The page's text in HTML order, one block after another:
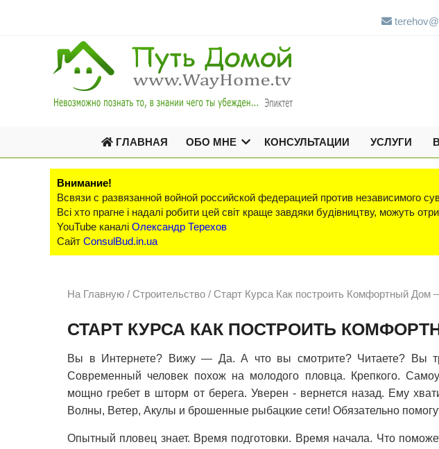
ГЛАВНАЯ ОБО МНЕ КОНСУЛЬТАЦИИ УСЛУГИ
Внимание!
Всвязи с развязанной войной российской федерацией против независимого
Всі хто прагне і надалі робити цей світ краще завдяки будівництву, можуть
YouTube каналі Олександр Терехов
Сайт ConsulBud.in.ua
На Главную / Строительство / Старт Курса Как построить Комфортный Дом
СТАРТ КУРСА КАК ПОСТРОИТЬ
Вы в Интернете? Вижу — Да. А что вы смотрите? Читаете? Вы
Современный человек похож на молодого пловца. Крепкого.
мощно гребет в шторм от берега. Уверен - вернется назад. Ему
Волны, Ветер, Акулы и брошенные рыбацкие сети! Обязательно
Опытный пловец знает. Время подготовки. Время начала. Что